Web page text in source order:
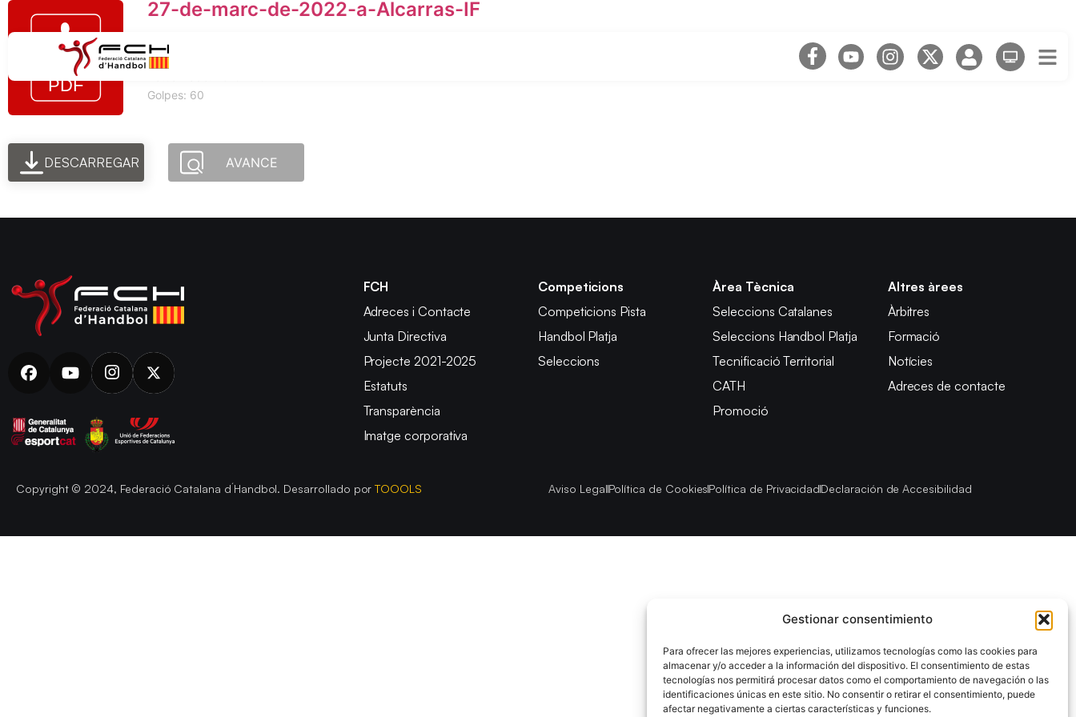
Gestionar consentimiento
Para ofrecer las mejores experiencias, utilizamos tecnologías como las cookies para
almacenar y/o acceder a la información del dispositivo. El consentimiento de estas
tecnologías nos permitirá procesar datos como el comportamiento de navegación o las
identificaciones únicas en este sitio. No consentir o retirar el consentimiento, puede
afectar negativamente a ciertas características y funciones.
27-de-marc-de-2022-a-Alcarras-IF
Creado: 25-07-2024
Golpes: 60
DESCARREGAR AVANCE
FCH
Adreces i Contacte
Junta Directiva
Projecte 2021-2025
Estatuts
Transparència
Imatge corporativa
Competicions
Competicions Pista
Handbol Platja
Seleccions
Àrea Tècnica
Seleccions Catalanes
Seleccions Handbol Platja
Tecnificació Territorial
CATH
Promoció
Altres àrees
Àrbitres
Formació
Notícies
Adreces de contacte
Copyright © 2024, Federació Catalana d´Handbol. Desarrollado porTOOOLS Aviso LegalPolítica de CookiesPolítica de PrivacidadDeclaración de Accesibilidad